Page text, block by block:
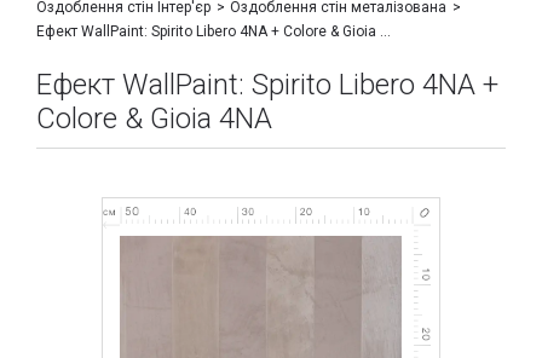
Оздоблення стін Інтер'єр
Оздоблення стін металізована
Ефект WallPaint: Spirito Libero 4NA + Colore & Gioia 4NA
Ефект WallPaint: Spirito Libero 4NA +
Colore & Gioia 4NA